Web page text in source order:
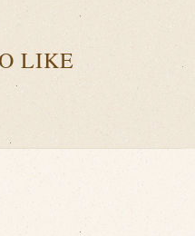
LIKE